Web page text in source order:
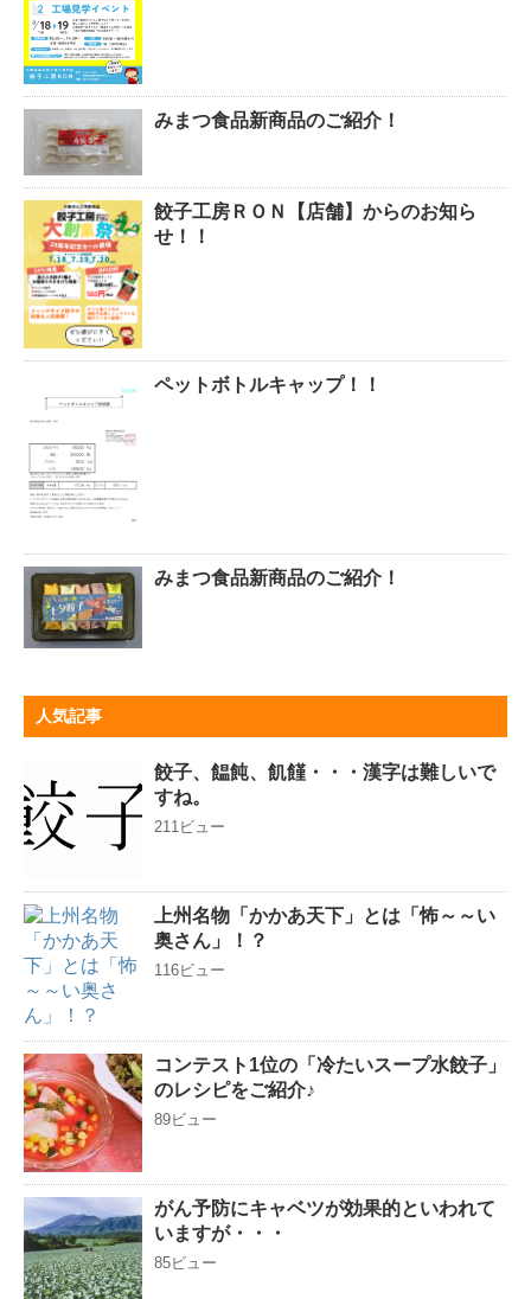
みまつ食品新商品のご紹介！
餃子工房ＲＯＮ【店舗】からのお知ら
せ！！
ペットボトルキャップ！！
みまつ食品新商品のご紹介！
人気記事
餃子、饂飩、飢饉・・・漢字は難しいで
すね。
211ビュー
上州名物「かかあ天下」とは「怖～～い
奥さん」！？
116ビュー
コンテスト1位の「冷たいスープ水餃子」
のレシピをご紹介♪
89ビュー
がん予防にキャベツが効果的といわれて
いますが・・・
85ビュー